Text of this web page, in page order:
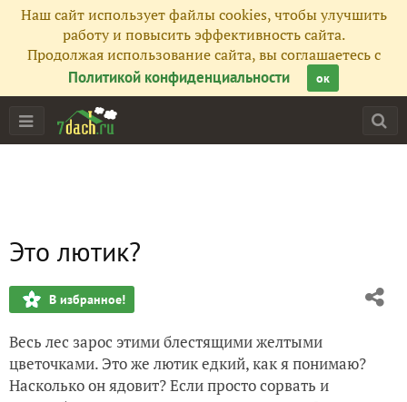
Наш сайт использует файлы cookies, чтобы улучшить
работу и повысить эффективность сайта.
Продолжая использование сайта, вы соглашаетесь с
Политикой конфиденциальности
ок
Это лютик?
В избранное!
Весь лес зарос этими блестящими желтыми
цветочками. Это же лютик едкий, как я понимаю?
Насколько он ядовит? Если просто сорвать и